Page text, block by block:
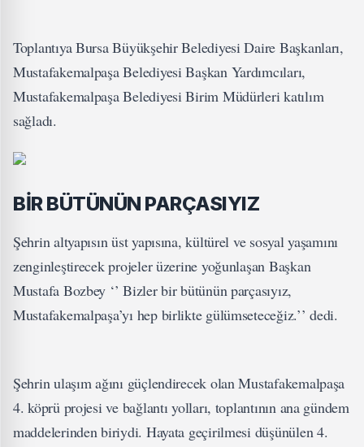
Toplantıya Bursa Büyükşehir Belediyesi Daire Başkanları,
Mustafakemalpaşa Belediyesi Başkan Yardımcıları,
Mustafakemalpaşa Belediyesi Birim Müdürleri katılım
sağladı.
BİR BÜTÜNÜN PARÇASIYIZ
Şehrin altyapısın üst yapısına, kültürel ve sosyal yaşamını
zenginleştirecek projeler üzerine yoğunlaşan Başkan
Mustafa Bozbey ‘’ Bizler bir bütünün parçasıyız,
Mustafakemalpaşa’yı hep birlikte gülümseteceğiz.’’ dedi.
Şehrin ulaşım ağını güçlendirecek olan Mustafakemalpaşa
4. köprü projesi ve bağlantı yolları, toplantının ana gündem
maddelerinden biriydi. Hayata geçirilmesi düşünülen 4.